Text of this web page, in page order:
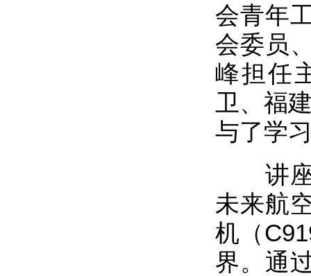
会青年
会委员
峰担任
卫、福
与了学
讲座
未来航
机（
界。通